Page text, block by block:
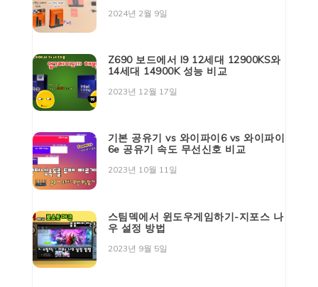
2024년 2월 9일
Z690 보드에서 I9 12세대 12900KS와
14세대 14900K 성능 비교
2023년 12월 17일
기본 공유기 vs 와이파이6 vs 와이파이
6e 공유기 속도 무선신호 비교
2023년 10월 11일
스팀덱에서 윈도우게임하기-지포스 나
우 설정 방법
2023년 9월 5일